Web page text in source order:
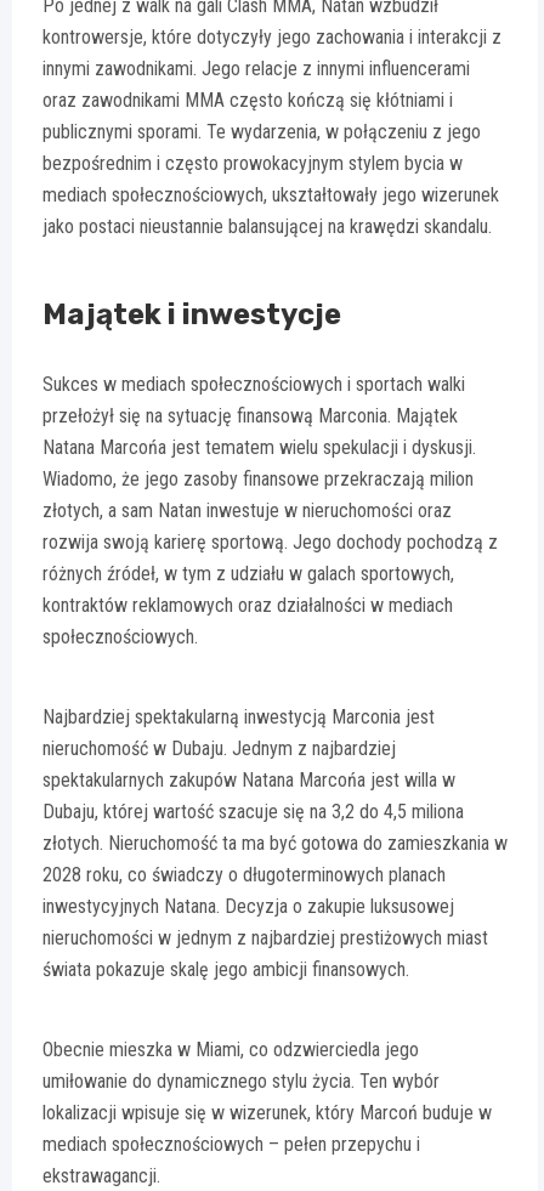
Po jednej z walk na gali Clash MMA, Natan wzbudził
kontrowersje, które dotyczyły jego zachowania i interakcji z
innymi zawodnikami. Jego relacje z innymi influencerami
oraz zawodnikami MMA często kończą się kłótniami i
publicznymi sporami. Te wydarzenia, w połączeniu z jego
bezpośrednim i często prowokacyjnym stylem bycia w
mediach społecznościowych, ukształtowały jego wizerunek
jako postaci nieustannie balansującej na krawędzi skandalu.
Majątek i inwestycje
Sukces w mediach społecznościowych i sportach walki
przełożył się na sytuację finansową Marconia. Majątek
Natana Marcońa jest tematem wielu spekulacji i dyskusji.
Wiadomo, że jego zasoby finansowe przekraczają milion
złotych, a sam Natan inwestuje w nieruchomości oraz
rozwija swoją karierę sportową. Jego dochody pochodzą z
różnych źródeł, w tym z udziału w galach sportowych,
kontraktów reklamowych oraz działalności w mediach
społecznościowych.
Najbardziej spektakularną inwestycją Marconia jest
nieruchomość w Dubaju. Jednym z najbardziej
spektakularnych zakupów Natana Marcońa jest willa w
Dubaju, której wartość szacuje się na 3,2 do 4,5 miliona
złotych. Nieruchomość ta ma być gotowa do zamieszkania w
2028 roku, co świadczy o długoterminowych planach
inwestycyjnych Natana. Decyzja o zakupie luksusowej
nieruchomości w jednym z najbardziej prestiżowych miast
świata pokazuje skalę jego ambicji finansowych.
Obecnie mieszka w Miami, co odzwierciedla jego
umiłowanie do dynamicznego stylu życia. Ten wybór
lokalizacji wpisuje się w wizerunek, który Marcoń buduje w
mediach społecznościowych – pełen przepychu i
ekstrawagancji.